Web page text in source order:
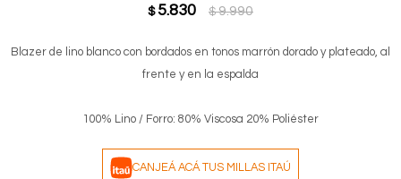
$ 5.830 $ 9.990
Blazer de lino blanco con bordados en tonos marrón dorado y plateado, al
frente y en la espalda
100% Lino / Forro: 80% Viscosa 20% Poliéster
CANJEÁ ACÁ TUS MILLAS ITAÚ